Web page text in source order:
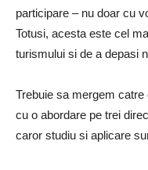
participare – nu doar cu
Totusi, acesta este cel
turismului si de a depasi
Trebuie sa mergem
cu o abordare pe trei
caror studiu si aplicare